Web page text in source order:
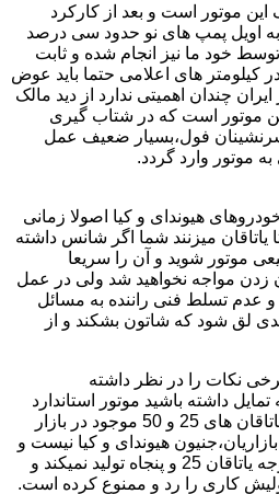
موتور است و بعد از کارکرد
100/000 نسبت به اویل پمپ های نو حدود سی درصد
خود ما نیز انجام شده و ثابت
کیلومتر های اعلامی حتما باید عوض
چندان اهمیتی ندارد از دید مالک
موتور است که در شتاب گیری
فول،بسیار ضعیف عمل
موتور وارد گردد.
هیوندای و کیا اصولا زمانی
یاتاقان میزنند شما اگر شانس داشته
موتور شوید و آن را سریعا
مواجه نخواهید شد ولی در عمل
عدم تسلط فنی راننده به مسائل
لق شود که شاتون بشکند و از
برخی نکات را در نظر داشته
داشته باشید موتور استاندارد
تعمیر شود،باید تعویض گردد،یاتاقان های 25 و 50 موجود در بازار
هیوندای و کیا نیست و
اصولا این خودروساز به هیچ وجه یاتاقان 25 و پنجاه تولید نمیکند و
کاری را رد و ممنوع کرده است.